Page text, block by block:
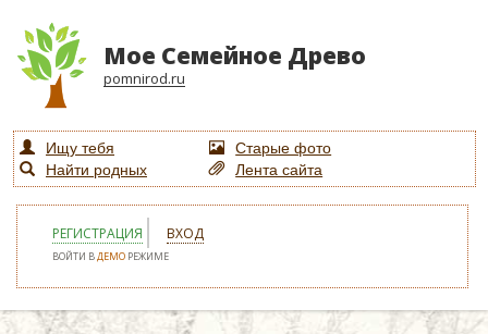
Мое Семейное Древо
pomnirod.ru
Ищу тебя
Старые фото
Найти родных
Лента сайта
РЕГИСТРАЦИЯ ВХОД
ВОЙТИ ВДЕМО РЕЖИМЕ